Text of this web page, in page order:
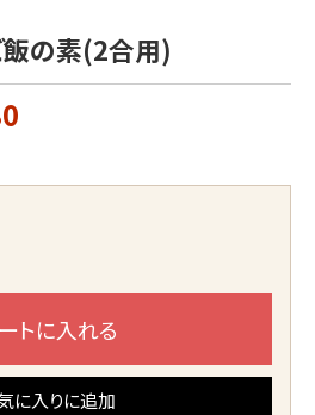
の素(2合用)
トに入れる
に入りに追加